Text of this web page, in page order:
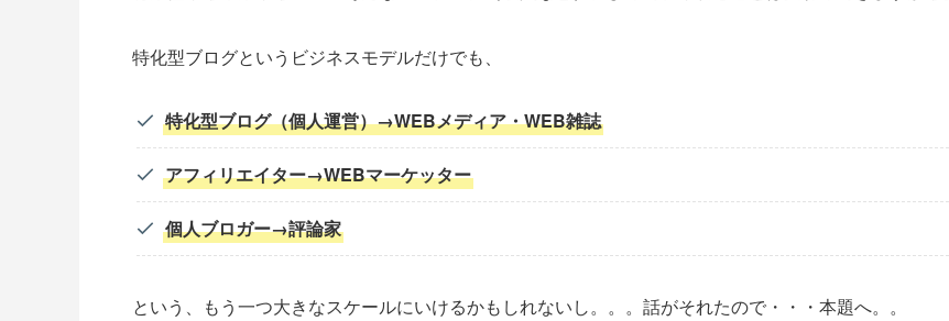
特化型ブログというビジネスモデルだけでも、
特化型ブログ（個人運営）→WEBメディア・WEB雑誌
アフィリエイター→WEBマーケッター
個人ブロガー→評論家
という、もう一つ大きなスケールにいけるかもしれないし。。。 話がそれたので・・・本題へ。。